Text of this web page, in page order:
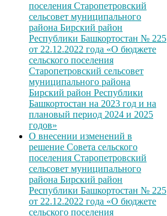
поселения Старопетровский
сельсовет муниципального
района Бирский район
Республики Башкортостан № 225
от 22.12.2022 года «О бюджете
сельского поселения
Старопетровский сельсовет
муниципального района
Бирский район Республики
Башкортостан на 2023 год и на
плановый период 2024 и 2025
годов»
О внесении изменений в
решение Совета сельского
поселения Старопетровский
сельсовет муниципального
района Бирский район
Республики Башкортостан № 225
от 22.12.2022 года «О бюджете
сельского поселения